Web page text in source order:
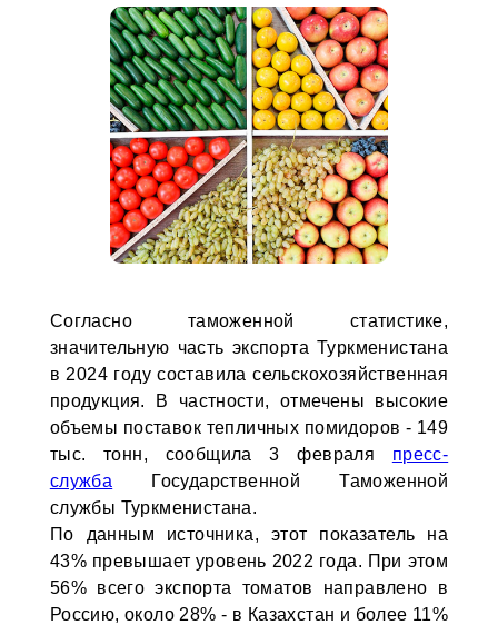
Согласно таможенной статистике,
значительную часть экспорта Туркменистана
в 2024 году составила сельскохозяйственная
продукция. В частности, отмечены высокие
объемы поставок тепличных помидоров - 149
тыс. тонн, сообщила 3 февраля пресс-
служба Государственной Таможенной
службы Туркменистана.
По данным источника, этот показатель на
43% превышает уровень 2022 года. При этом
56% всего экспорта томатов направлено в
Россию, около 28% - в Казахстан и более 11%